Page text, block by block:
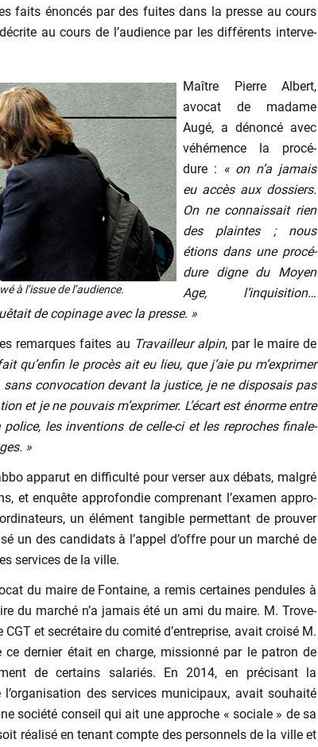
faits énon­cés par des fuites dans la presse au cours
au cours de l’au­dience par les dif­fé­rents inter­ve­
à l’is­sue de l’au­dience.
Maître Pierre Albert,
avo­cat de madame
Augé, a dénon­cé avec
véhé­mence la pro­cé­
dure : « on n’a jamais
eu accès aux dos­siers.
On ne connais­sait rien
des plaintes ; nous
étions dans une pro­cé­
dure digne du Moyen
Age, l’inquisition…
de copi­nage avec la presse. »
remarques faites au Tra­vailleur alpin, par le maire de
qu’enfin le pro­cès ait eu lieu, que j’aie pu m’exprimer
convo­ca­tion devant la jus­tice, je ne dis­po­sais pas
et je ne pou­vais m’exprimer. L’écart est énorme entre
les inven­tions de celle-ci et les reproches fina­le­
»
appa­rut en dif­fi­cul­té pour ver­ser aux débats, mal­gré
et enquête appro­fon­die com­pre­nant l’exa­men appro­
un élé­ment tan­gible per­met­tant de prou­ver
un des can­di­dats à l’appel d’offre pour un mar­ché de
ser­vices de la ville.
du maire de Fon­taine, a remis cer­taines pen­dules à
du mar­ché n’a jamais été un ami du maire. M. Tro­ve­
CGT et secré­taire du comi­té d’en­tre­prise, avait croi­sé M.
ce der­nier était en charge, mis­sion­né par le patron de
de cer­tains sala­riés. En 2014, en pré­ci­sant la
l’or­ga­ni­sa­tion des ser­vices muni­ci­paux, avait sou­hai­té
socié­té conseil qui ait une approche « sociale » de sa
réa­li­sé en tenant compte des per­son­nels de la ville et